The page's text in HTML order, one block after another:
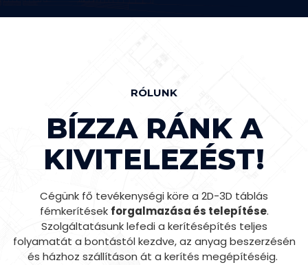
RÓLUNK
BÍZZA RÁNK A
KIVITELEZÉST!
Cégünk fő tevékenységi köre a 2D-3D táblás
fémkerítések forgalmazása és telepítése.
Szolgáltatásunk lefedi a kerítésépítés teljes
folyamatát a bontástól kezdve, az anyag beszerzésén
és házhoz szállításon át a kerítés megépítéséig.